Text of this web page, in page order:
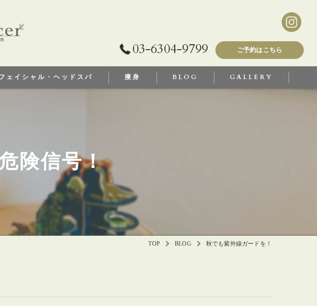
03-6304-9799 ご予約はこちら
ェイシャル・ヘッドスパ 痩身 BLOG GALLERY
険信号！
TOP BLOG 秋でも紫外線ガードを！